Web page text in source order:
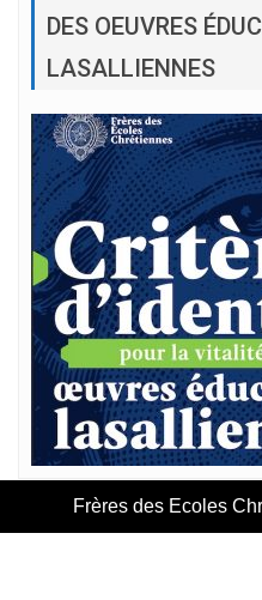
DES OEUVRES
LASALLIENNES
Frères des Ecoles